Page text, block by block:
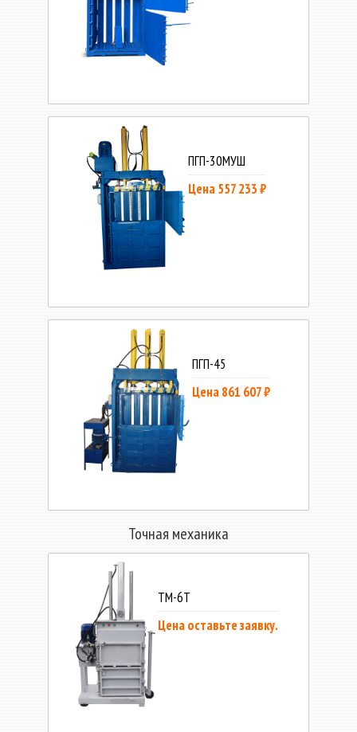
ПГП-30МУШ
Цена 557 233 ₽
ПГП-45
Цена 861 607 ₽
Точная механика
ТМ-6Т
Цена оставьте заявку.